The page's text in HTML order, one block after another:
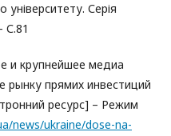
університету. Серія
С.81
и крупнейшее медиа
рынку прямих инвестиций
ресурс] – Режим
news/ukraine/dose-na-